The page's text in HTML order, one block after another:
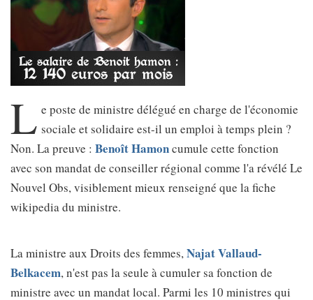
L e poste de ministre délégué en charge de l'économie
sociale et solidaire est-il un emploi à temps plein ?
Non. La preuve : Benoît Hamoncumule cette fonction
avec son mandat de conseiller régional comme l'a révélé Le
Nouvel Obs, visiblement mieux renseigné que la fiche
wikipedia du ministre.
La ministre aux Droits des femmes,Najat Vallaud-
Belkacem, n'est pas la seule à cumuler sa fonction de
ministre avec un mandat local. Parmi les 10 ministres qui